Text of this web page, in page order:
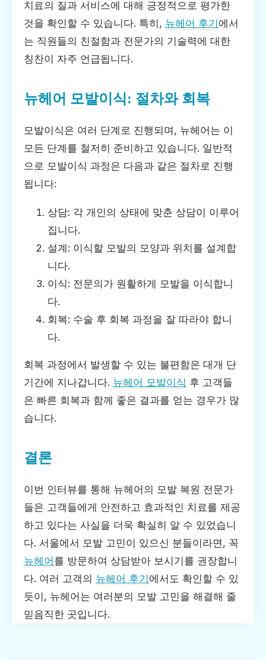
치료의 질과 서비스에 대해 긍정적으로 평가한
것을 확인할 수 있습니다. 특히, 뉴헤어 후기에서
는 직원들의 친절함과 전문가의 기술력에 대한
칭찬이 자주 언급됩니다.
뉴헤어 모발이식: 절차와 회복
모발이식은 여러 단계로 진행되며, 뉴헤어는 이
모든 단계를 철저히 준비하고 있습니다. 일반적
으로 모발이식 과정은 다음과 같은 절차로 진행
됩니다:
상담: 각 개인의 상태에 맞춘 상담이 이루어
집니다.
설계: 이식할 모발의 모양과 위치를 설계합
니다.
이식: 전문의가 원활하게 모발을 이식합니
다.
회복: 수술 후 회복 과정을 잘 따라야 합니
다.
회복 과정에서 발생할 수 있는 불편함은 대개 단
기간에 지나갑니다. 뉴헤어 모발이식 후 고객들
은 빠른 회복과 함께 좋은 결과를 얻는 경우가 많
습니다.
결론
이번 인터뷰를 통해 뉴헤어의 모발 복원 전문가
들은 고객들에게 안전하고 효과적인 치료를 제공
하고 있다는 사실을 더욱 확실히 알 수 있었습니
다. 서울에서 모발 고민이 있으신 분들이라면, 꼭
뉴헤어 를 방문하여 상담받아 보시기를 권장합니
다. 여러 고객의 뉴헤어 후기 에서도 확인할 수 있
듯이, 뉴헤어는 여러분의 모발 고민을 해결해 줄
믿음직한 곳입니다.